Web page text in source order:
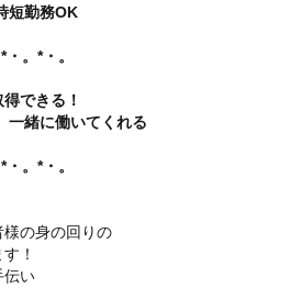
短勤務OK
。*・。
できる！
一緒に働いてくれる
。*・。
の身の回りの
！
伝い